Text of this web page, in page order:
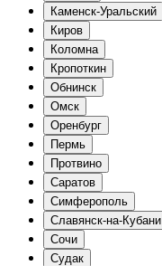
Каменск-Уральский
Киров
Коломна
Кропоткин
Обнинск
Омск
Оренбург
Пермь
Протвино
Саратов
Симферополь
Славянск-на-Кубани
Сочи
Судак